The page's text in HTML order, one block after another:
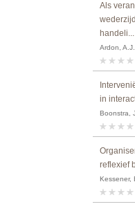
Als
handeli...
Ardon,
in
Boonstra,
reflexief
Kessener,